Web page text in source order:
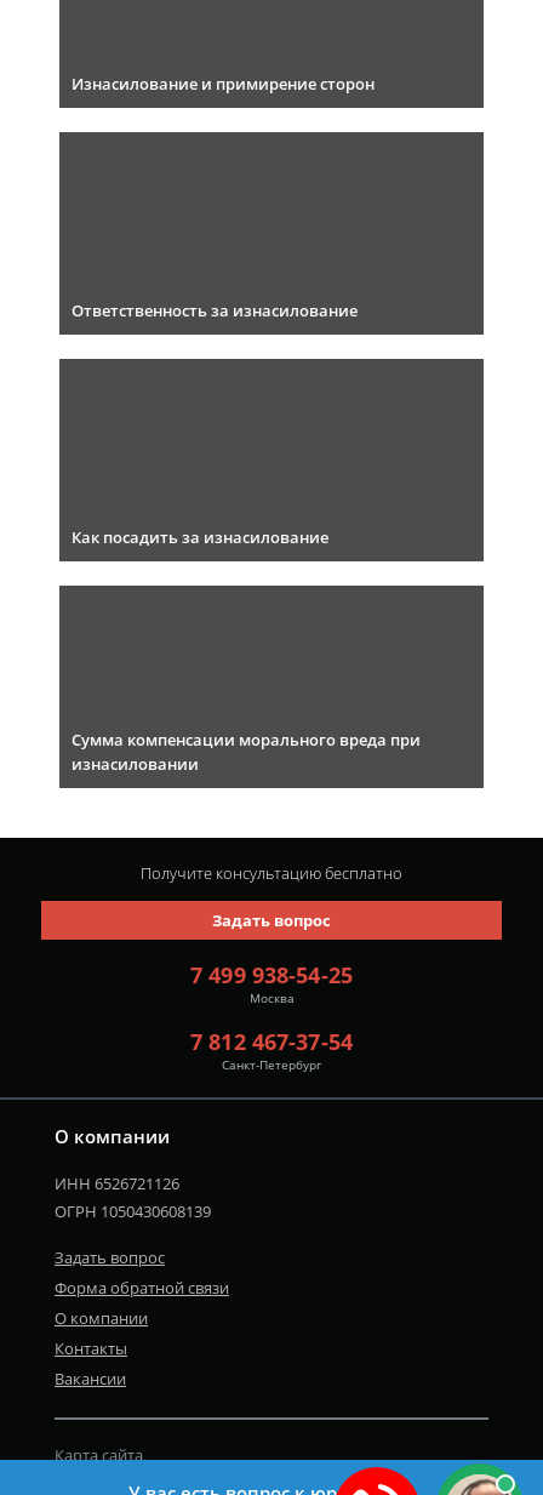
Изнасилование и примирение сторон
Ответственность за изнасилование
Как посадить за изнасилование
Сумма компенсации морального вреда при
изнасиловании
О компании
ИНН 6526721126
ОГРН 1050430608139
Задать вопрос
Форма обратной связи
О компании
Контакты
Вакансии
Карта сайта
Политика персональных данных
7 499 938-54-25
Москва
7 812 467-37-54
Санкт-Петербург
Задать вопрос
Получите консультациюбесплатно